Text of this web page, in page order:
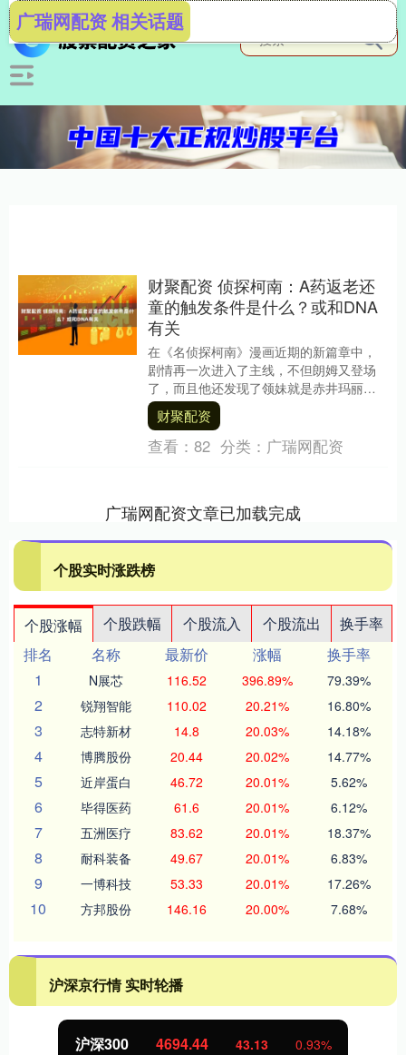
广瑞网配资 相关话题
财聚配资 侦探柯南：A药返老还
童的触发条件是什么？或和DNA
有关
在《名侦探柯南》漫画近期的新篇章中，
剧情再一次进入了主线，不但朗姆又登场
了，而且他还发现了领妹就是赤井玛丽这
件事。也因为发现了领妹的身份，朗姆终
于是实锤了ATP....
财聚配资
查看： 82 分类： 广瑞网配资
广瑞网配资文章已加载完成
个股实时涨跌榜
个股涨幅 个股跌幅 个股流入 个股流出
换手率
排名
名称 最新价 涨幅
换手率
1
N展芯 116.52 396.89% 79.39%
2 锐翔智能 110.02 20.21% 16.80%
3 志特新材 14.8 20.03% 14.18%
4 博腾股份 20.44 20.02% 14.77%
5 近岸蛋白 46.72 20.01% 5.62%
6 毕得医药 61.6 20.01% 6.12%
7 五洲医疗 83.62 20.01% 18.37%
8 耐科装备 49.67 20.01% 6.83%
9 一博科技 53.33 20.01% 17.26%
10 方邦股份 146.16 20.00% 7.68%
沪深京行情 实时轮播
沪深300 4694.44 43.13 0.93%